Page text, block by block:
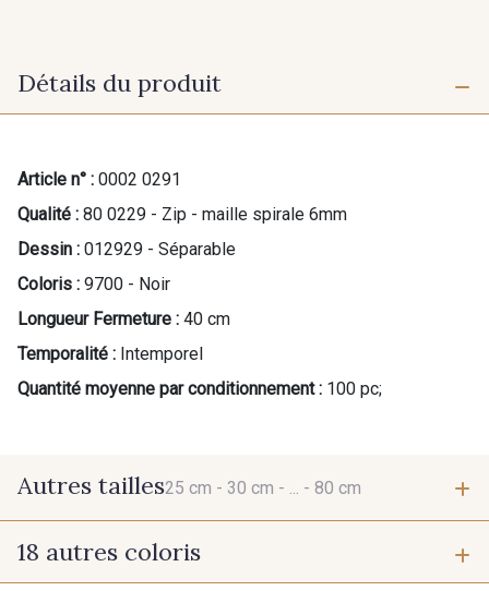
Détails du produit
Article n° : 0002 0291
Qualité : 80 0229 - Zip - maille spirale 6mm
Dessin : 012929 - Séparable
Coloris : 9700 - Noir
Longueur Fermeture : 40 cm
Temporalité : Intemporel
Quantité moyenne par conditionnement : 100 pc;
Autres tailles25 cm - 30 cm - ... - 80 cm
25 cm
18 autres coloris